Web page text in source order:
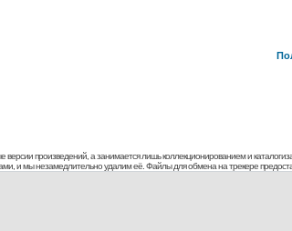
версии произведений, а занимается лишь коллекционированием и
и мы незамедлительно удалим её. Файлы для обмена на трекере